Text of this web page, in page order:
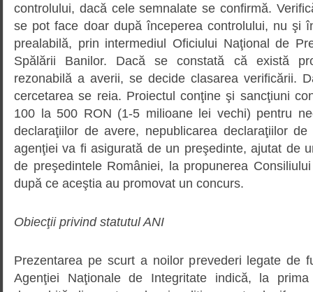
controlului, dacă cele semnalate se confirmă.
se pot face doar după începerea controlului, nu şi
prealabilă, prin intermediul Oficiului Naţional de
Spălării Banilor. Dacă se constată că există
rezonabilă a averii, se decide clasarea verificării.
cercetarea se reia. Proiectul conţine şi sancţiuni
100 la 500 RON (1-5 milioane lei vechi) pentru
declaraţiilor de avere, nepublicarea declaraţiilor
agenţiei va fi asigurată de un preşedinte, ajutat de
de preşedintele României, la propunerea
după ce aceştia au promovat un concurs.
Obiecţii privind statutul ANI
Prezentarea pe scurt a noilor prevederi legate de
Agenţiei Naţionale de Integritate indică, la